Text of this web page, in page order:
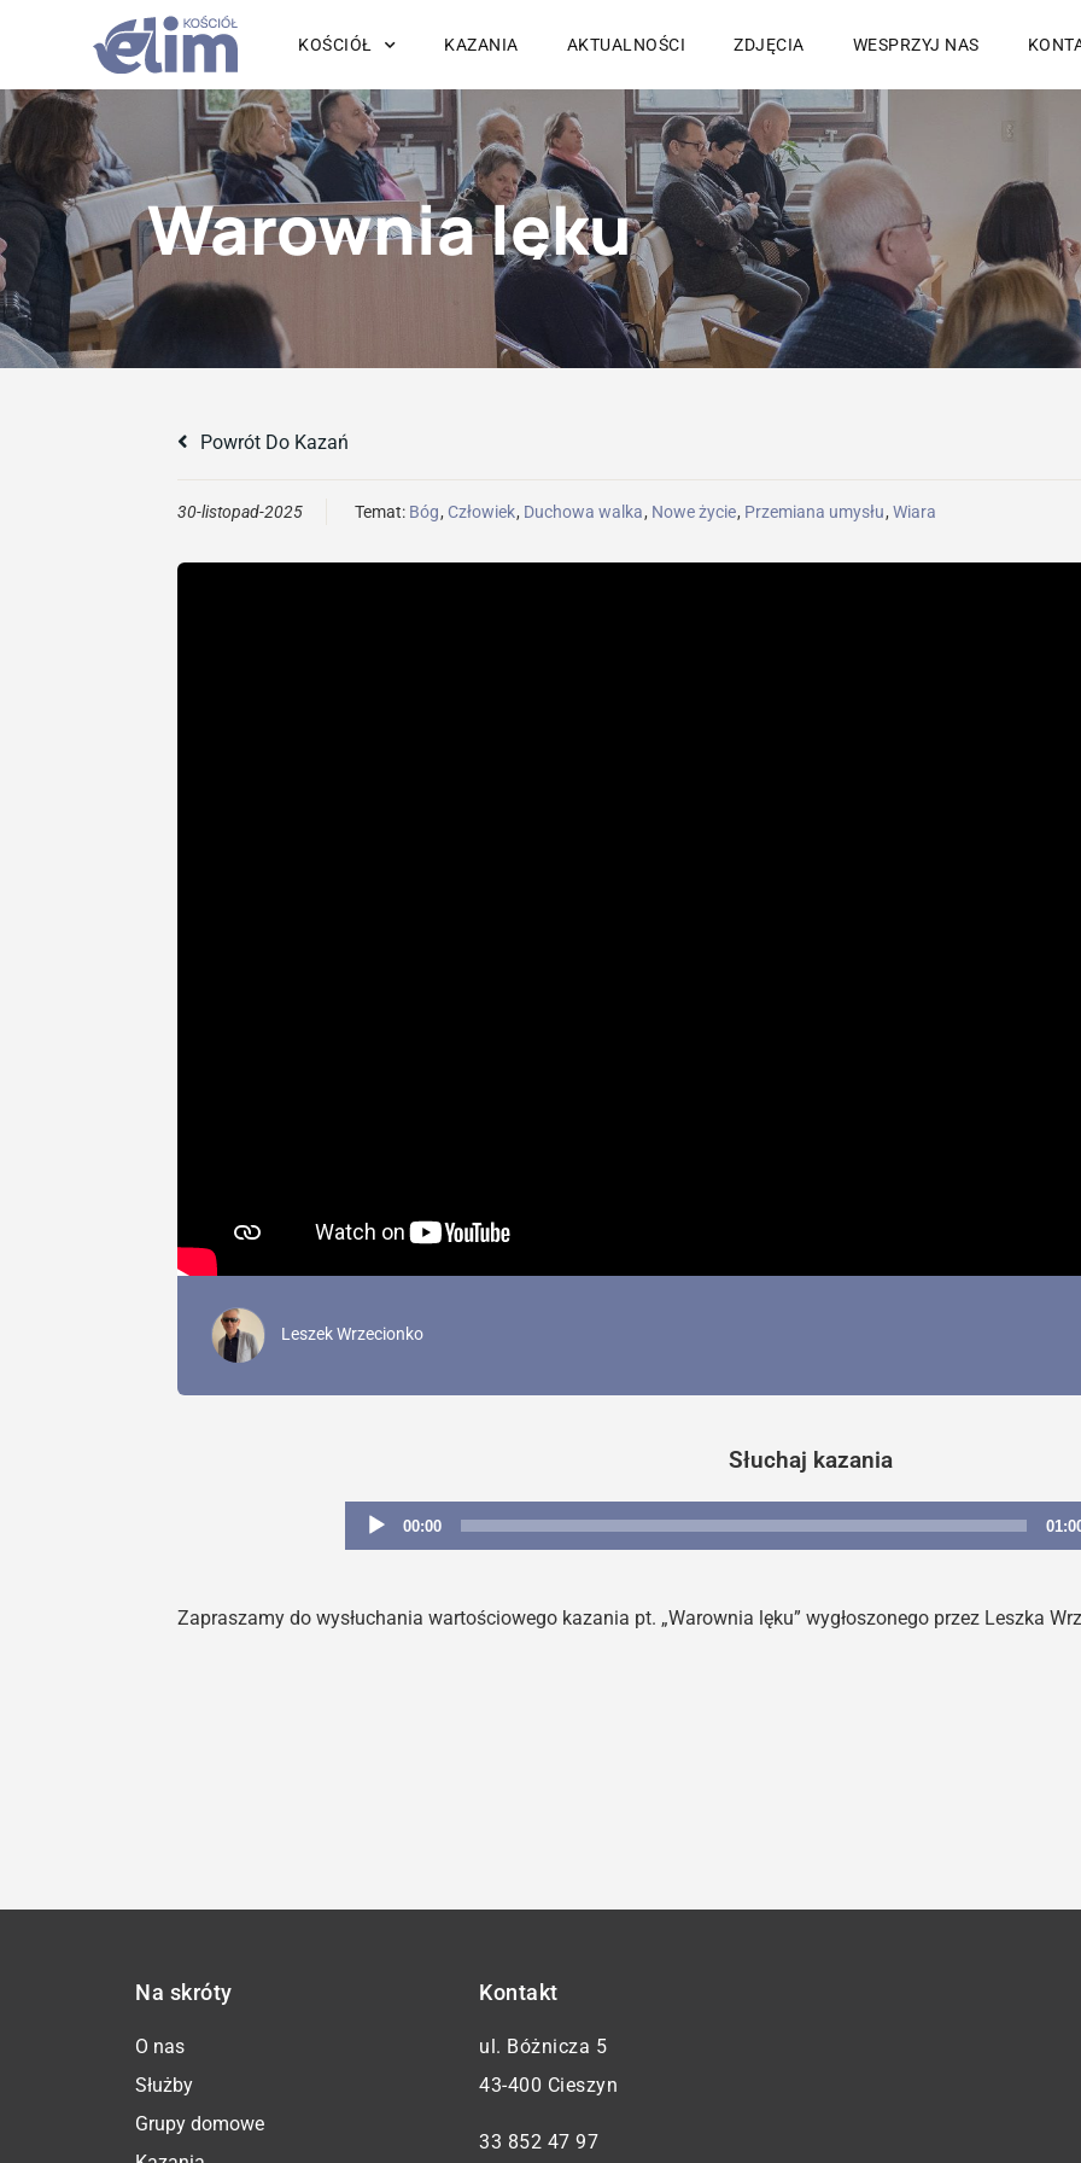
KOŚCIÓŁ KAZANIA AKTUALNOŚCI ZDJĘCIA WESPRZYJ NAS
Warownia lęku
Powrót Do Kazań
30-listopad-2025 Temat: Bóg, Człowiek, Duchowa walka, Nowe życie, Przemiana umysłu, Wiara
Leszek Wrzecionko
Słuchaj kazania
Odtwarzacz
00:00
Zapraszamy do wysłuchania wartościowego kazania pt. „Warownia lęku” wygłoszonego przez Leszka
Na skróty
O nas
Służby
Grupy domowe
Kontakt
ul. Bóżnicza 5
43-400 Cieszyn
33 852 47 97